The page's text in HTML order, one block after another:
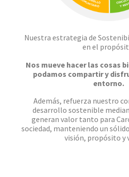
Nuestra estrategia de
en el
Nos mueve hacer las cosas
podamos compartir y
entorno.
Además, refuerza nuestro
desarrollo sostenible
generan valor tanto para
sociedad, manteniendo un
visión, propósito y